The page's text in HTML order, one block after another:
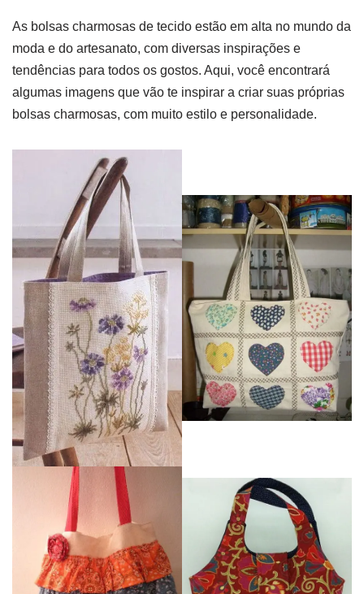
As bolsas charmosas de tecido estão em alta no mundo da
moda e do artesanato, com diversas inspirações e
tendências para todos os gostos. Aqui, você encontrará
algumas imagens que vão te inspirar a criar suas próprias
bolsas charmosas, com muito estilo e personalidade.